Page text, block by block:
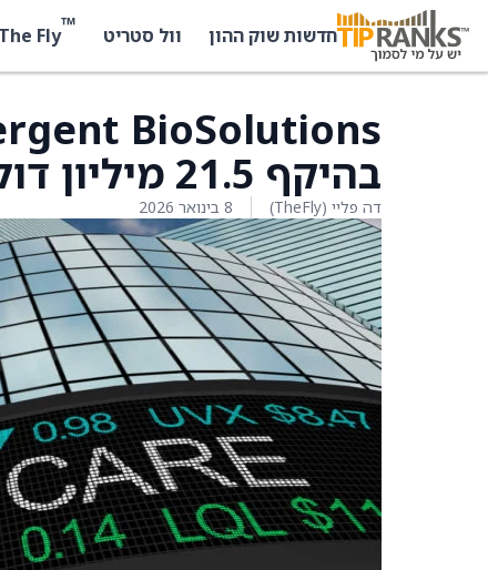
חדשות שוק ההון וול סטריט ™
The Fly
בהיקף 21.5 מיליון דולר ממשרד המלחמה האמריקאי
דה פליי (TheFly) 8 בינואר 2026